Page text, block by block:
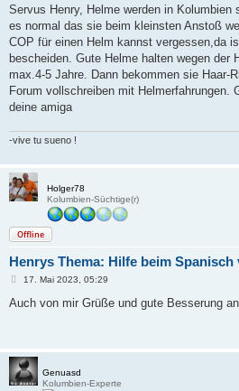
i
r
a
Servus Henry, Helme werden in
es normal das sie beim kleinsten Anstoß
COP für einen Helm kannst vergessen,da
bescheiden. Gute Helme halten wegen der
max.4-5 Jahre. Dann bekommen sie Haar-
Forum vollschreiben mit Helmerfahrungen.
deine amiga
-vive tu sueno !
Holger78
Kolumbien-Süchtige(r)
Offline
Henrys Thema: Hilfe beim Spanisch
B17. Mai 2023, 05:29
Auch von mir Grüße und gute Besserung an
Genuasd
Kolumbien-Experte